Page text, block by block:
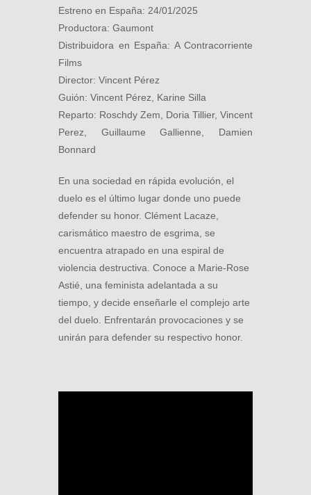
Estreno en España: 24/01/2025
Productora: Gaumont
Distribuidora en España: A Contracorriente
Films
Director: Vincent Pérez
Guión: Vincent Pérez, Karine Silla
Reparto: Roschdy Zem, Doria Tillier, Vincent
Perez, Guillaume Gallienne, Damien
Bonnard
En una sociedad en rápida evolución, el
duelo es el último lugar donde uno puede
defender su honor. Clément Lacaze,
carismático maestro de esgrima, se
encuentra atrapado en una espiral de
violencia destructiva. Conoce a Marie-Rose
Astié, una feminista adelantada a su
tiempo, y decide enseñarle el complejo arte
del duelo. Enfrentarán provocaciones y se
unirán para defender su respectivo honor.